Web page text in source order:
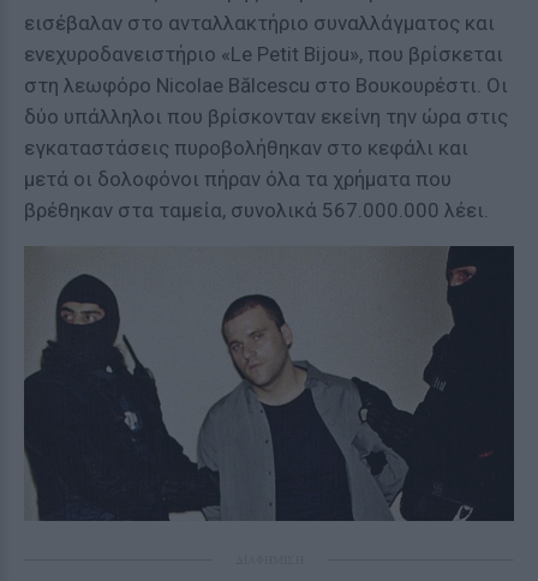
εισέβαλαν στο ανταλλακτήριο συναλλάγματος και
ενεχυροδανειστήριο «Le Petit Bijou», που βρίσκεται
στη λεωφόρο Nicolae Bălcescu στο Βουκουρέστι. Οι
δύο υπάλληλοι που βρίσκονταν εκείνη την ώρα στις
εγκαταστάσεις πυροβολήθηκαν στο κεφάλι και
μετά οι δολοφόνοι πήραν όλα τα χρήματα που
βρέθηκαν στα ταμεία, συνολικά 567.000.000 λέει.